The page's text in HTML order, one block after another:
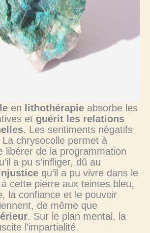
en lithothérapie absorbe les
et guérit les relations
. Les sentiments négatifs
chrysocolle permet à
libérer de la programmation
a pu s’infliger, dû au
qu’il a pu vivre dans le
cette pierre aux teintes bleu,
la confiance et le pouvoir
de même que
. Sur le plan mental, la
l’impartialité.